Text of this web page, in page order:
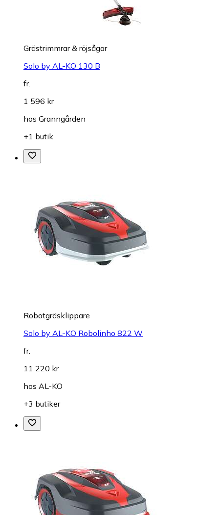
Grästrimmrar & röjsågar
Solo by AL-KO 130 B
fr.
1 596 kr
hos Granngården
+1 butik
Robotgräsklippare
Solo by AL-KO Robolinho 822 W
fr.
11 220 kr
hos AL-KO
+3 butiker